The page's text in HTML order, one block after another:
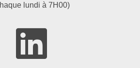
lundi à 7H00)
